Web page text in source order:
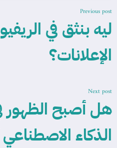
Previous post
ليه بنثق في
الإعلانات؟
Next post
هل أصبح الظهور
الذكاء